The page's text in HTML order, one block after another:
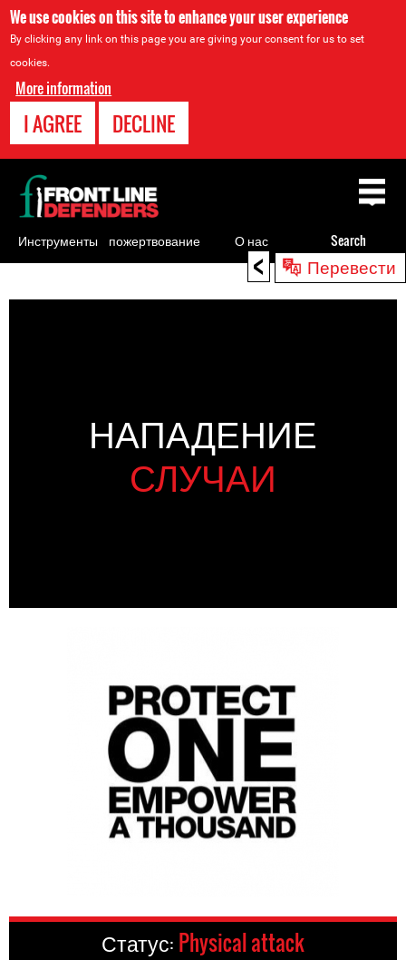
We use cookies on this site to enhance your user experience
By clicking any link on this page you are giving your consent for us to set
cookies.
More information
I AGREE DECLINE
< Перевести
to
НАПАДЕНИЕ
СЛУЧАИ
Статус: Physical attack
Back
to
top
Инструменты
для
пожертвование О нас Search